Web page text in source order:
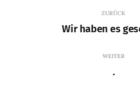
ZURÜCK
Wir haben es
WEITER
.